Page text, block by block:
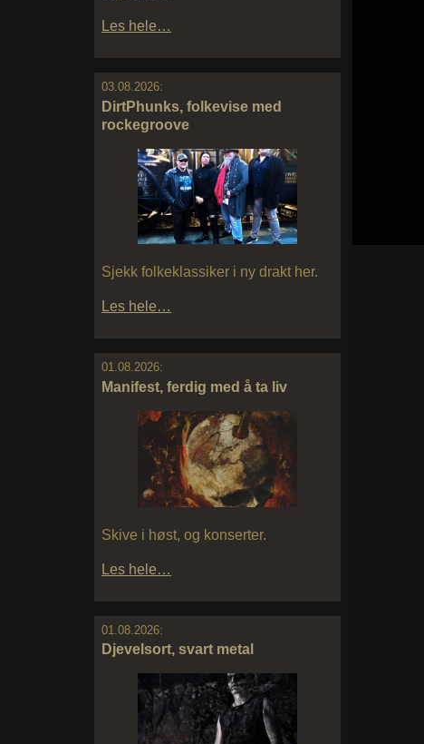
Les hele…
03.08.2026:
DirtPhunks, folkevise med
rockegroove
Sjekk folkeklassiker i ny drakt her.
Les hele…
01.08.2026:
Manifest, ferdig med å ta liv
Skive i høst, og konserter.
Les hele…
01.08.2026:
Djevelsort, svart metal